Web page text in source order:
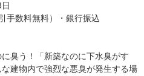
手数料無料）・銀行振込
臭う！「新築なのに下水臭がす
建物内で強烈な悪臭が発生する場